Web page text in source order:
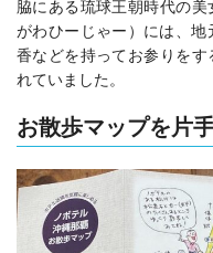
脇にある琉球王朝時代の
がわひーじゃー）には、
香などを持ってお参りを
れていました。
お散歩マップを片